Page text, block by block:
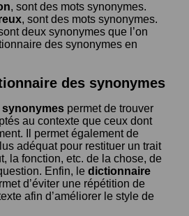
, sont des mots synonymes.
, sont des mots synonymes.
deux synonymes que l’on
des synonymes en
des synonymes
permet de trouver
au contexte que ceux dont
Il permet également de
adéquat pour restituer un trait
la fonction, etc. de la chose, de
Enfin, le dictionnaire
d’éviter une répétition de
afin d’améliorer le style de